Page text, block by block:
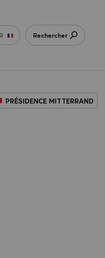
Rechercher
PRÉSIDENCE MITTERRAND